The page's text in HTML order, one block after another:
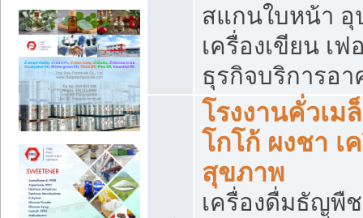
สแกนใบหน้า
เครื่องเขียน เ
ธุรกิจบริการอ
โรงงานคั่วเม
โกโก้ ผงชา เ
สุขภาพ
เครื่องดื่มธัญพื